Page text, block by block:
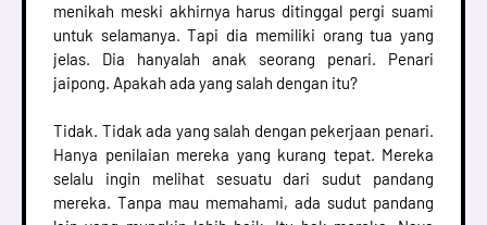
menikah meski akhirnya harus ditinggal pergi suami
untuk selamanya. Tapi dia memiliki orang tua yang
jelas. Dia hanyalah anak seorang penari. Penari
jaipong. Apakah ada yang salah dengan itu?
Tidak. Tidak ada yang salah dengan pekerjaan penari.
Hanya penilaian mereka yang kurang tepat. Mereka
selalu ingin melihat sesuatu dari sudut pandang
mereka. Tanpa mau memahami, ada sudut pandang